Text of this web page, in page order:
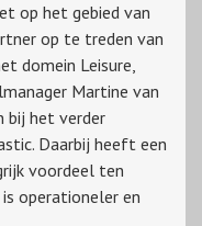
op het gebied van
op te treden van
domein Leisure,
Martine van
bij het verder
Daarbij heeft een
voordeel ten
operationeler en